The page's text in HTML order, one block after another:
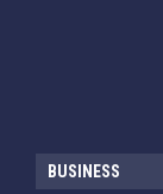
BUSINESS